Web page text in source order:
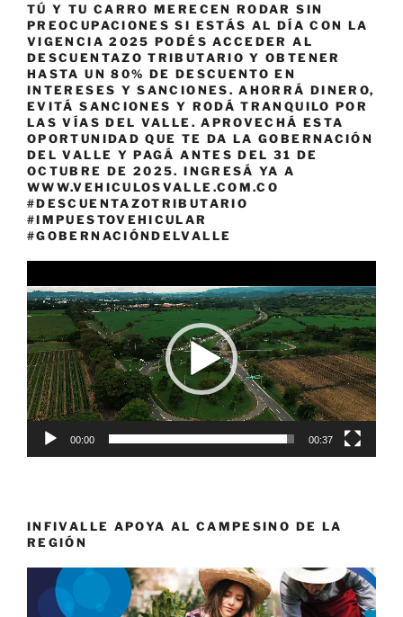
TÚ Y TU CARRO MERECEN RODAR SIN
PREOCUPACIONES SI ESTÁS AL DÍA CON LA
VIGENCIA 2025 PODÉS ACCEDER AL
DESCUENTAZO TRIBUTARIO Y OBTENER
HASTA UN 80% DE DESCUENTO EN
INTERESES Y SANCIONES. AHORRÁ DINERO,
EVITÁ SANCIONES Y RODÁ TRANQUILO POR
LAS VÍAS DEL VALLE. APROVECHÁ ESTA
OPORTUNIDAD QUE TE DA LA GOBERNACIÓN
DEL VALLE Y PAGÁ ANTES DEL 31 DE
OCTUBRE DE 2025. INGRESÁ YA A
WWW.VEHICULOSVALLE.COM.CO
#DESCUENTAZOTRIBUTARIO
#IMPUESTOVEHICULAR
#GOBERNACIÓNDELVALLE
de
vídeo
00:00 00:37
INFIVALLE APOYA AL CAMPESINO DE LA
REGIÓN